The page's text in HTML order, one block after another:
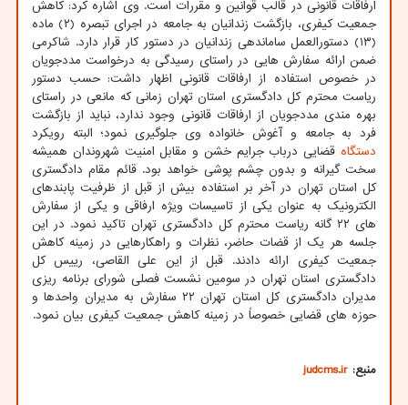
ارفاقات قانونی در قالب قوانین و مقررات است. وی اشاره کرد: کاهش
جمعیت کیفری، بازگشت زندانیان به جامعه در اجرای تبصره (۲) ماده
(۱۳) دستورالعمل ساماندهی زندانیان در دستور کار قرار دارد. شاکرمی
ضمن ارائه سفارش هایی در راستای رسیدگی به درخواست مددجویان
در خصوص استفاده از ارفاقات قانونی اظهار داشت: حسب دستور
ریاست محترم کل دادگستری استان تهران زمانی که مانعی در راستای
بهره مندی مددجویان از ارفاقات قانونی وجود ندارد، نباید از بازگشت
فرد به جامعه و آغوش خانواده وی جلوگیری نمود؛ البته رویکرد
دستگاه قضایی درباب جرایم خشن و مقابل امنیت شهروندان همیشه
سخت گیرانه و بدون چشم پوشی خواهد بود. قائم مقام دادگستری
کل استان تهران در آخر بر استفاده بیش از قبل از ظرفیت پابندهای
الکترونیک به عنوان یکی از تاسیسات ویژه ارفاقی و یکی از سفارش
های ۲۲ گانه ریاست محترم کل دادگستری تهران تاکید نمود. در این
جلسه هر یک از قضات حاضر، نظرات و راهکارهایی در زمینه کاهش
جمعیت کیفری ارائه دادند. قبل از این علی القاصی، رییس کل
دادگستری استان تهران در سومین نشست فصلی شورای برنامه ریزی
مدیران دادگستری کل استان تهران ۲۲ سفارش به مدیران واحدها و
حوزه های قضایی خصوصاً در زمینه کاهش جمعیت کیفری بیان نمود.
منبع: judcms.ir